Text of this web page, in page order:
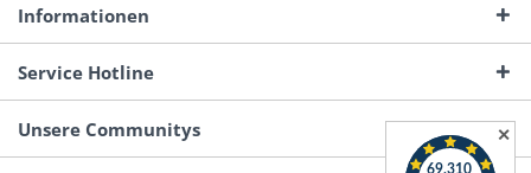
Informationen
Service Hotline
Unsere Communitys ✕